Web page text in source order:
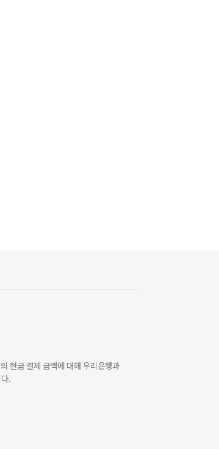
현금 결제 금액에 대해 우리은행과
.